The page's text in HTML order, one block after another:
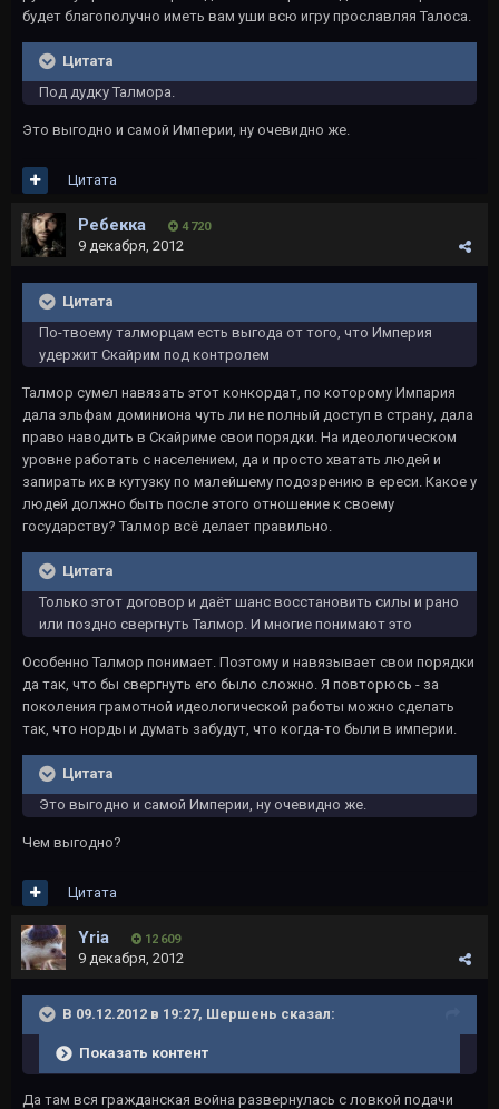
будет благополучно иметь вам уши всю игру прославляя Талоса.
Цитата
Под дудку Талмора.
Это выгодно и самой Империи, ну очевидно же.
Цитата
Ребекка 4 720
9 декабря, 2012
Цитата
По-твоему талморцам есть выгода от того, что Империя
удержит Скайрим под контролем
Талмор сумел навязать этот конкордат, по которому Импария
дала эльфам доминиона чуть ли не полный доступ в страну, дала
право наводить в Скайриме свои порядки. На идеологическом
уровне работать с населением, да и просто хватать людей и
запирать их в кутузку по малейшему подозрению в ереси. Какое у
людей должно быть после этого отношение к своему
государству? Талмор всё делает правильно.
Цитата
Только этот договор и даёт шанс восстановить силы и рано
или поздно свергнуть Талмор. И многие понимают это
Особенно Талмор понимает. Поэтому и навязывает свои порядки
да так, что бы свергнуть его было сложно. Я повторюсь - за
поколения грамотной идеологической работы можно сделать
так, что норды и думать забудут, что когда-то были в империи.
Цитата
Это выгодно и самой Империи, ну очевидно же.
Чем выгодно?
Цитата
Yria 12 609
9 декабря, 2012
В 09.12.2012 в 19:27, Шершень сказал:
Показать контент
Да там вся гражданская война развернулась с ловкой подачи